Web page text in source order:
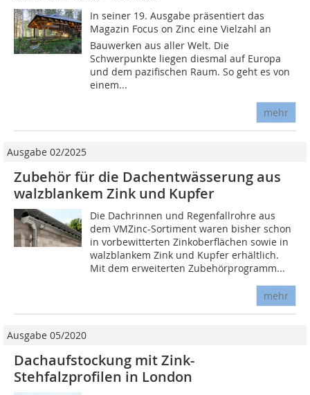
In seiner 19. Ausgabe präsentiert das
Magazin Focus on Zinc eine Vielzahl an
Bauwerken aus aller Welt. Die
Schwerpunkte liegen diesmal auf Europa
und dem pazifischen Raum. So geht es von
einem...
mehr
Ausgabe 02/2025
Zubehör für die Dachentwässerung aus
walzblankem Zink und Kupfer
Die Dachrinnen und Regenfallrohre aus
dem VMZinc-Sortiment waren bisher schon
in vorbewitterten Zinkoberflächen sowie in
walzblankem Zink und Kupfer erhältlich.
Mit dem erweiterten Zubehörprogramm...
mehr
Ausgabe 05/2020
Dachaufstockung mit Zink-
Stehfalzprofilen in London